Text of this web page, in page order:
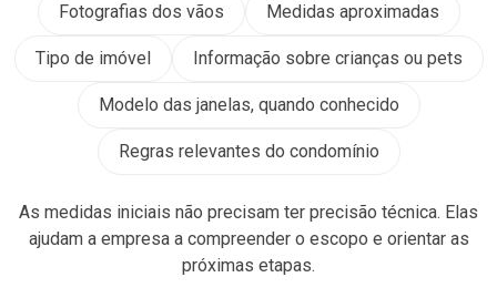
Fotografias dos vãos Medidas aproximadas
Tipo de imóvel Informação sobre crianças ou pets
Modelo das janelas, quando conhecido
Regras relevantes do condomínio
As medidas iniciais não precisam ter precisão técnica. Elas
ajudam a empresa a compreender o escopo e orientar as
próximas etapas.